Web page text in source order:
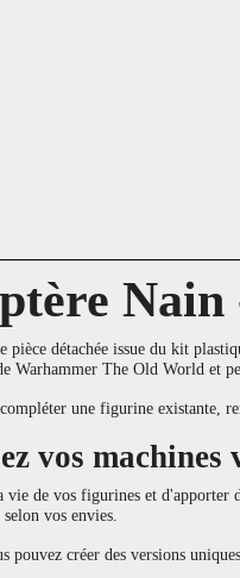
pièce détachée issue du kit
Warhammer The Old World et
une figurine existante,
vos machines
vie de vos figurines et
vos envies.
créer des versions